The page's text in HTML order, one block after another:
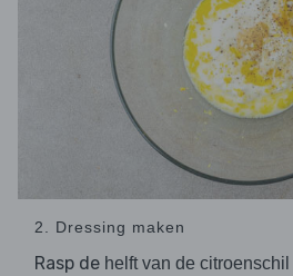
2. Dressing maken
Rasp de helft van de citroenschil